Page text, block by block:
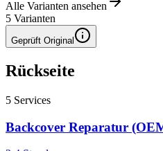
Alle Varianten ansehen
5 Varianten
Geprüft Original
Rückseite
5 Services
Backcover Reparatur